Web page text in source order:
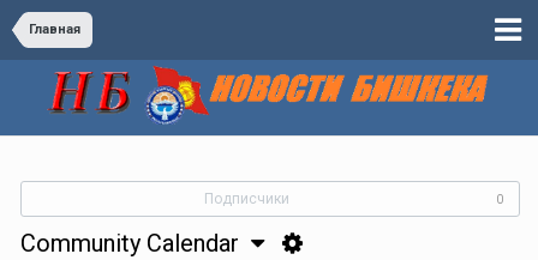
Главная
Подписчики 0
Community Calendar